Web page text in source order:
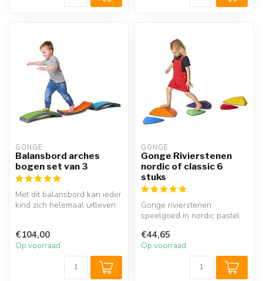
GONGE
Balansbord arches
bogen set van 3
Met dit balansbord kan ieder
kind zich helemaal uitleven.
€104,00
Op voorraad
GONGE
Gonge Rivierstenen
nordic of classic 6
stuks
Gonge rivierstenen
speelgoed in nordic pastel
Set ...
€44,65
Op voorraad